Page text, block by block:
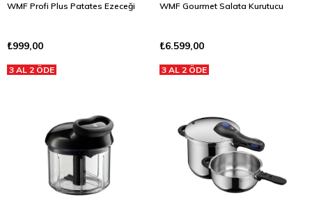
WMF Profi Plus Patates Ezeceği
₺999,00
3 AL 2 ÖDE
WMF Gourmet Salata Kurutucu
₺6.599,00
3 AL 2 ÖDE